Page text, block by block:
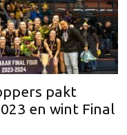
pakt
en wint Final